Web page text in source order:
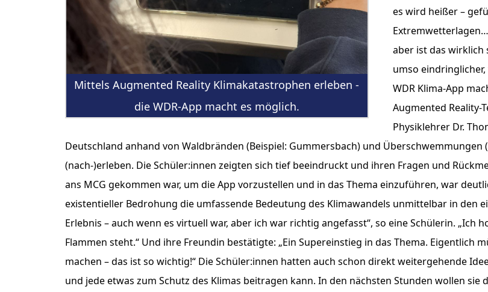
Mittels Augmented Reality Klimakatastrophen erleben -
die WDR-App macht es möglich.
es wird heißer –
aber ist das wirklich
umso
WDR Klima-App
Augmented Reality-
Physiklehrer Dr.
Deutschland anhand von Waldbränden (Beispiel: Gummersbach) und Überschwemmungen
(nach-)erleben. Die Schüler:innen zeigten sich tief beeindruckt und ihren Fragen und
ans MCG gekommen war, um die App vorzustellen und in das Thema einzuführen, war
existentieller Bedrohung die umfassende Bedeutung des Klimawandels unmittelbar in den
Erlebnis – auch wenn es virtuell war, aber ich war richtig angefasst“, so eine Schülerin. „Ich
Flammen steht.“ Und ihre Freundin bestätigte: „Ein Supereinstieg in das Thema. Eigentlich
machen – das ist so wichtig!“ Die Schüler:innen hatten auch schon direkt weitergehende
und jede etwas zum Schutz des Klimas beitragen kann. In den nächsten Stunden wollen sie